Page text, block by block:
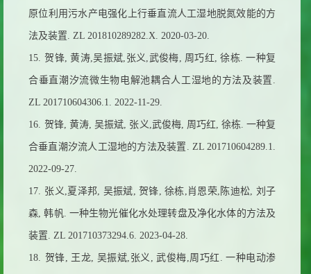
原位利用污水产电强化上行垂直流人工湿地脱氮效能的方
法及装置 . ZL 201810289282.X. 2020-03-20.
15. 贺锋 ,黄涛 ,吴振斌 张义 武俊梅 周巧红 ,徐栋 .一种复
合垂直潮汐流微生物电解池耦合人工湿地的方法及装置
ZL 201710604306.1. 2022-11-29.
16. 贺锋 ,黄涛 ,吴振斌 张义 武俊梅, 周巧红 徐栋 .一种复
合垂直潮汐流人工湿地的方法及装置 . ZL 201710604289.1.
2022-09-27.
17. 张义 夏泽邦 吴振斌 ,贺锋 ,徐栋 肖恩荣 陈迪松 刘子
森 ,韩帆. 一种生物光催化水处理转盘及净化水体的方法及
装置 . ZL 201710373294.6. 2023-04-28.
18. 贺锋 王龙 吴振斌 张义 武俊梅 周巧红 一种电动渗